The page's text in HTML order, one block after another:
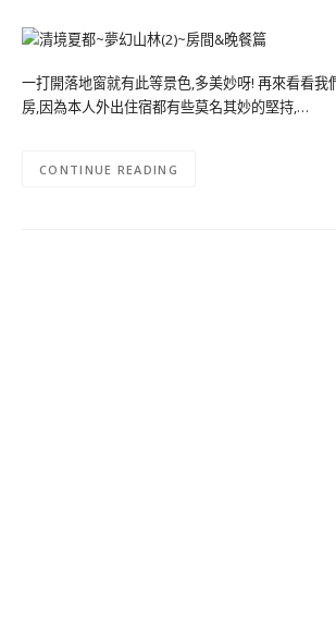
一打開落地窗就有此等景色,多美妙呀! 再來看看我
房,因為本人外出住宿都有些莫名其妙的堅持,…
CONTINUE READING